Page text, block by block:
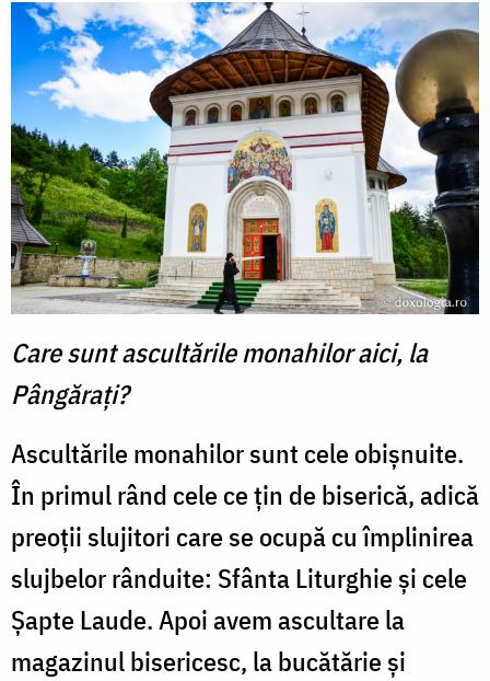
Care sunt ascultările monahilor aici, la
Pângărați?
Ascultările monahilor sunt cele obișnuite.
În primul rând cele ce țin de biserică, adică
preoții slujitori care se ocupă cu împlinirea
slujbelor rânduite: Sfânta Liturghie și cele
Șapte Laude. Apoi avem ascultare la
magazinul bisericesc, la bucătărie și